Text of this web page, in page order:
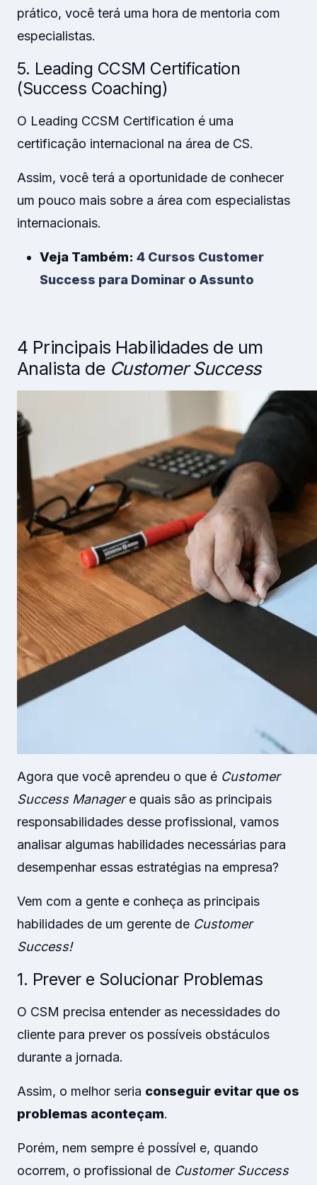
prático, você terá uma hora de mentoria com
especialistas.
5. Leading CCSM Certification
(Success Coaching)
O Leading CCSM Certification é uma
certificação internacional na área de CS.
Assim, você terá a oportunidade de conhecer
um pouco mais sobre a área com especialistas
internacionais.
Veja Também: 4 Cursos Customer
Success para Dominar o Assunto
4 Principais Habilidades de um
Analista de Customer Success
Agora que você aprendeu o que é Customer
Success Managere quais são as principais
responsabilidades desse profissional, vamos
analisar algumas habilidades necessárias para
desempenhar essas estratégias na empresa?
Vem com a gente e conheça as principais
habilidades de um gerente de Customer
Success!
1. Prever e Solucionar Problemas
O CSM precisa entender as necessidades do
cliente para prever os possíveis obstáculos
durante a jornada.
Assim, o melhor seria conseguir evitar que os
problemas aconteçam.
Porém, nem sempre é possível e, quando
ocorrem, o profissional de Customer Success